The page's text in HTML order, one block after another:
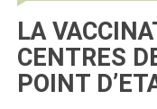
LA
CENTRES
POINT